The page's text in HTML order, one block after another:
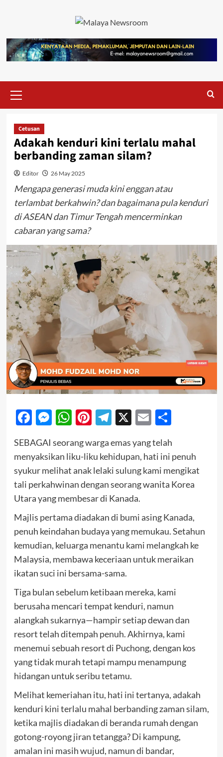
Cetusan
Adakah kenduri kini terlalu mahal
berbanding zaman silam?
Editor 26 May 2025
Mengapa generasi muda kini enggan atau
terlambat berkahwin? dan bagaimana pula kenduri
di ASEAN dan Timur Tengah mencerminkan
cabaran yang sama?
Facebook
Messenger
WhatsApp
Pinterest
Telegram
X EmailShare
SEBAGAI seorang warga emas yang telah
menyaksikan liku-liku kehidupan, hati ini penuh
syukur melihat anak lelaki sulung kami mengikat
tali perkahwinan dengan seorang wanita Korea
Utara yang membesar di Kanada.
Majlis pertama diadakan di bumi asing Kanada,
penuh keindahan budaya yang memukau. Setahun
kemudian, keluarga menantu kami melangkah ke
Malaysia, membawa keceriaan untuk meraikan
ikatan suci ini bersama-sama.
Tiga bulan sebelum ketibaan mereka, kami
berusaha mencari tempat kenduri, namun
alangkah sukarnya—hampir setiap dewan dan
resort telah ditempah penuh. Akhirnya, kami
menemui sebuah resort di Puchong, dengan kos
yang tidak murah tetapi mampu menampung
hidangan untuk seribu tetamu.
Melihat kemeriahan itu, hati ini tertanya, adakah
kenduri kini terlalu mahal berbanding zaman silam,
ketika majlis diadakan di beranda rumah dengan
gotong-royong jiran tetangga? Di kampung,
amalan ini masih wujud, namun di bandar,